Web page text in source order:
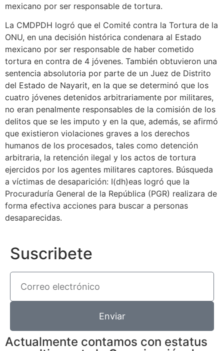
mexicano por ser responsable de tortura.
La CMDPDH logró que el Comité contra la Tortura de la
ONU, en una decisión histórica condenara al Estado
mexicano por ser responsable de haber cometido
tortura en contra de 4 jóvenes. También obtuvieron una
sentencia absolutoria por parte de un Juez de Distrito
del Estado de Nayarit, en la que se determinó que los
cuatro jóvenes detenidos arbitrariamente por militares,
no eran penalmente responsables de la comisión de los
delitos que se les imputo y en la que, además, se afirmó
que existieron violaciones graves a los derechos
humanos de los procesados, tales como detención
arbitraria, la retención ilegal y los actos de tortura
ejercidos por los agentes militares captores. Búsqueda
a víctimas de desaparición: I(dh)eas logró que la
Procuraduría General de la República (PGR) realizara de
forma efectiva acciones para buscar a personas
desaparecidas.
Suscribete
Enviar
Actualmente contamos con estatus